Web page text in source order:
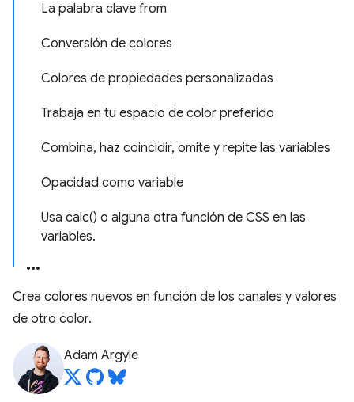
La palabra clave from
Conversión de colores
Colores de propiedades personalizadas
Trabaja en tu espacio de color preferido
Combina, haz coincidir, omite y repite las variables
Opacidad como variable
Usa calc() o alguna otra función de CSS en las
variables.
Crea colores nuevos en función de los canales y valores
de otro color.
Adam Argyle